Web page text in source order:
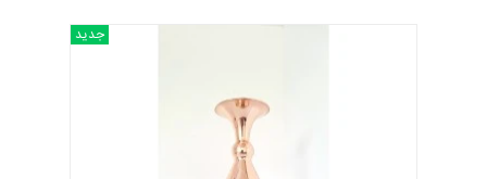
حکاکی روی فلز عبارت است از هنر خراشاندن و ایجاد نگاره‌ها و نقوش سطحی
و کم‌عمق بر روی فلز که به‌طور معمول با ابزاری ساده و خراشنده، بدون ضرورت
استفاده از قیر در پشت کار و استفاده از قلم‌های مختلف به خاطر به خاطر
. در این هنر اثر قلم یا وسایل نوک تیز
جدید